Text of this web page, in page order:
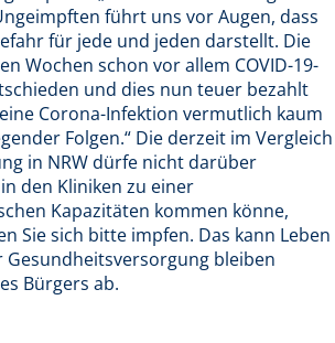
führt uns vor Augen, dass
für jede und jeden darstellt. Die
Wochen schon vor allem COVID-19-
und dies nun teuer bezahlt
Corona-Infektion vermutlich kaum
Folgen.“ Die derzeit im Vergleich
in NRW dürfe nicht darüber
den Kliniken zu einer
Kapazitäten kommen könne,
Sie sich bitte impfen. Das kann Leben
Gesundheitsversorgung bleiben
Bürgers ab.